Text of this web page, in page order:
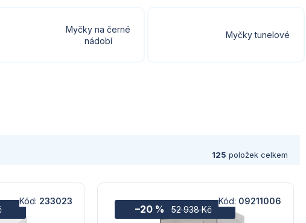
Myčky na černé
nádobí
Myčky tunelové
125 položek celkem
Kód: 233023
52 938 Kč
–20 %
Kód: 09211006